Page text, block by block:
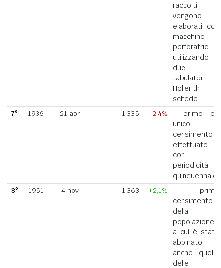
raccolti
vengono
elaborati con
macchine
perforatrici
utilizzando
due
tabulatori
Hollerith a
schede.
7°
1936 21 apr 1.335 -2,4%
Il primo ed
unico
censimento
effettuato
con
periodicità
quinquennale.
8°
1951 4 nov 1.363 +2,1%
Il primo
censimento
della
popolazione
a cui è stato
abbinato
anche quello
delle